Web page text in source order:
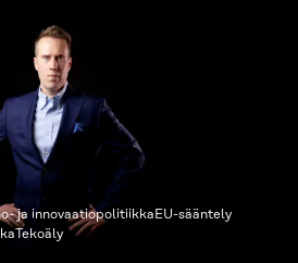
ja innovaatiopolitiikka EU-sääntely
Tekoäly